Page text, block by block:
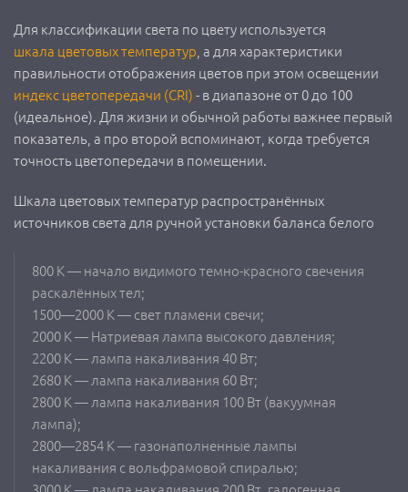
Для классификации света по цвету используется
шкала цветовых температур , а для характеристики
правильности отображения цветов при этом освещении
индекс цветопередачи (CRI)- в диапазоне от 0 до 100
(идеальное). Для жизни и обычной работы важнее первый
показатель, а про второй вспоминают, когда требуется
точность цветопередачи в помещении.
Шкала цветовых температур распространённых
источников света для ручной установки баланса белого
800 К — начало видимого темно-красного свечения
раскалённых тел;
1500—2000 К — свет пламени свечи;
2000 К — Натриевая лампа высокого давления;
2200 К — лампа накаливания 40 Вт;
2680 К — лампа накаливания 60 Вт;
2800 К — лампа накаливания 100 Вт (вакуумная
лампа);
2800—2854 К — газонаполненные лампы
накаливания с вольфрамовой спиралью;